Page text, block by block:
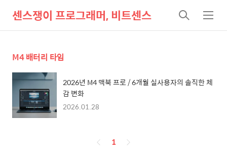
센스쟁이 프로그래머, 비트센스
검
색
메
뉴
M4 배터리 타임
2026년 M4 맥북 프로 / 6개월 실사용자의 솔직한 체
감 변화
2026.01.28
페
1